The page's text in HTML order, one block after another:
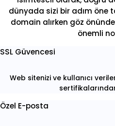
dünyada sizi bir adım öne
domain alırken göz
önemli
SSL Güvencesi
Web sitenizi ve kullanıcı
Özel E-posta